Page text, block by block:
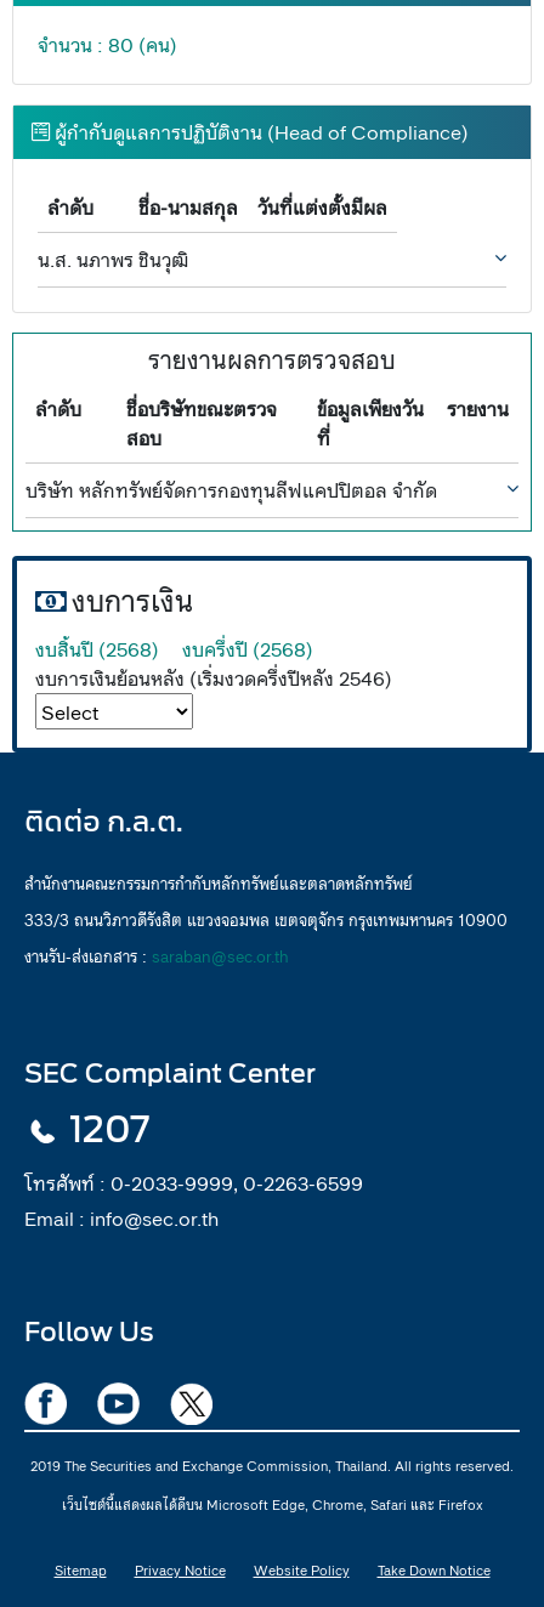
จำนวน : 80 (คน)
ผู้กำกับดูแลการปฏิบัติงาน (Head of Compliance)
ลำดับ ชื่อ-นามสกุล
วันที่แต่งตั้งมีผล
น.ส. นภาพร ชินวุฒิ
รายงานผลการตรวจสอบ
ลำดับ
ชื่อบริษัทขณะตรวจ
สอบ
ข้อมูลเพียงวัน
ที่
รายงาน
บริษัท หลักทรัพย์จัดการกองทุนลีฟแคปปิตอล จำกัด
งบการเงิน
งบสิ้นปี (2568)
งบครึ่งปี (2568)
งบการเงินย้อนหลัง (เริ่มงวดครึ่งปีหลัง 2546)
ติดต่อ ก.ล.ต.
สำนักงานคณะกรรมการกำกับหลักทรัพย์และตลาดหลักทรัพย์
333/3 ถนนวิภาวดีรังสิต แขวงจอมพล เขตจตุจักร กรุงเทพมหานคร 10900
งานรับ-ส่งเอกสาร : saraban@sec.or.th
SEC Complaint Center
1207
โทรศัพท์ : 0-2033-9999, 0-2263-6599
Email : info@sec.or.th
Follow Us
2019 The Securities and Exchange Commission, Thailand. All rights reserved.
เว็บไซต์นี้แสดงผลได้ดีบน Microsoft Edge, Chrome, Safari และ Firefox
Sitemap Privacy Notice Website Policy Take Down Notice